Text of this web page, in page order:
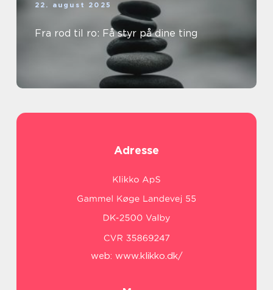
22. august 2025
Fra rod til ro: Få styr på dine ting
Adresse
web: www.klikko.dk/